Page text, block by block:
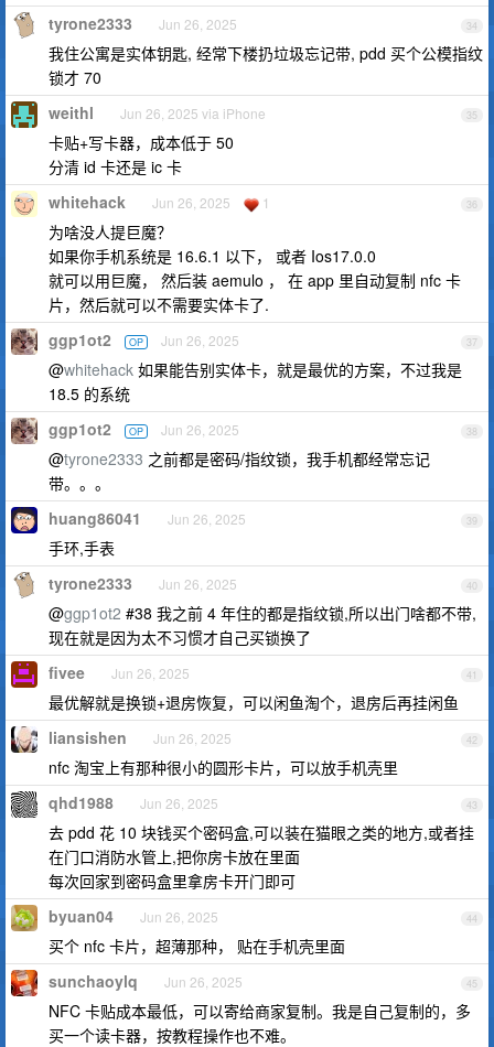
34
tyrone2333 Jun 26, 2025
我住公寓是实体钥匙, 经常下楼扔垃圾忘记带, pdd 买个公模指纹
锁才 70
35
weithl Jun 26, 2025 via iPhone
卡贴+写卡器，成本低于 50
分清 id 卡还是 ic 卡
36
whitehack Jun 26, 2025 1
为啥没人提巨魔？
如果你手机系统是 16.6.1 以下， 或者 Ios17.0.0
就可以用巨魔， 然后装 aemulo ， 在 app 里自动复制 nfc 卡
片，然后就可以不需要实体卡了.
37
ggp1ot2 OP Jun 26, 2025
@whitehack 如果能告别实体卡，就是最优的方案，不过我是
18.5 的系统
38
ggp1ot2 OP Jun 26, 2025
@tyrone2333 之前都是密码/指纹锁，我手机都经常忘记
带。。。
39
huang86041 Jun 26, 2025
手环,手表
40
tyrone2333 Jun 26, 2025
@ggp1ot2 #38 我之前 4 年住的都是指纹锁,所以出门啥都不带,
现在就是因为太不习惯才自己买锁换了
41
fivee Jun 26, 2025
最优解就是换锁+退房恢复，可以闲鱼淘个，退房后再挂闲鱼
42
liansishen Jun 26, 2025
nfc 淘宝上有那种很小的圆形卡片，可以放手机壳里
43
qhd1988 Jun 26, 2025
去 pdd 花 10 块钱买个密码盒,可以装在猫眼之类的地方,或者挂
在门口消防水管上,把你房卡放在里面
每次回家到密码盒里拿房卡开门即可
44
byuan04 Jun 26, 2025
买个 nfc 卡片，超薄那种， 贴在手机壳里面
45
sunchaoylq Jun 26, 2025
NFC 卡贴成本最低，可以寄给商家复制。我是自己复制的，多
买一个读卡器，按教程操作也不难。